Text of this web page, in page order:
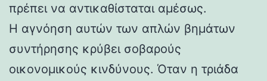
πρέπει να αντικαθίσταται αμέσως.
Η αγνόηση αυτών των απλών βημάτων
συντήρησης κρύβει σοβαρούς
οικονομικούς κινδύνους. Όταν η τριάδα